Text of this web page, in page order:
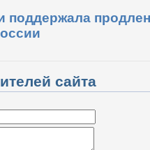
поддержала
сайта